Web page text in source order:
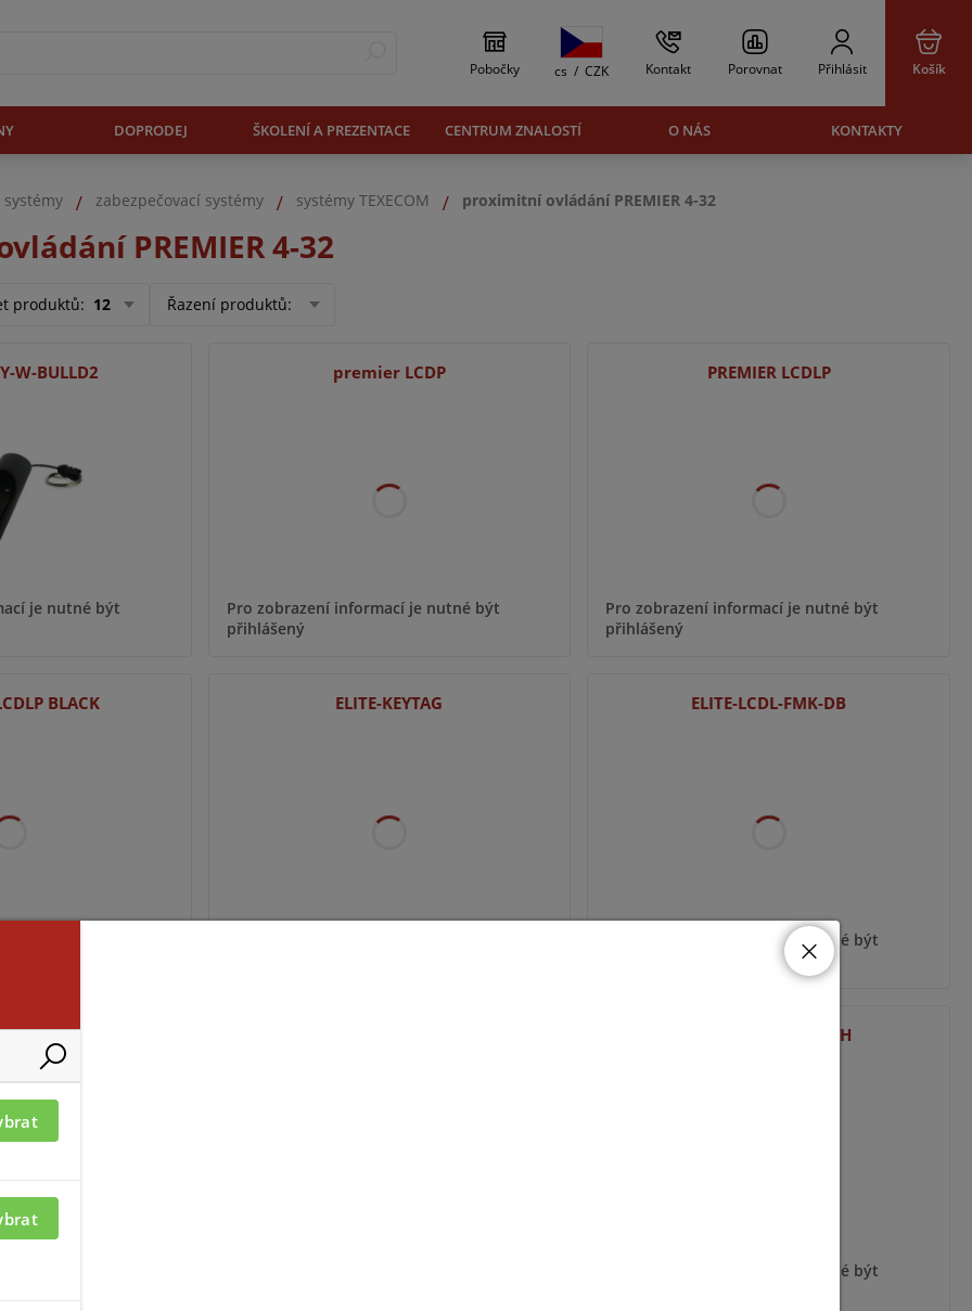
Pobočky cs / CZK Kontakt Porovnat Přihlásit Košík
DOPRODEJ ŠKOLENÍ A PREZENTACE CENTRUM ZNALOSTÍ O NÁS KONTAKTY
systémy zabezpečovací systémy systémy TEXECOM proximitní ovládání PREMIER 4-32
PREMIER 4-32
produktů: 12 Řazení produktů:
W-BULLD2
je nutné být
premier LCDP
Pro zobrazení informací je nutné být
přihlášený
PREMIER LCDLP
Pro zobrazení informací je nutné být
přihlášený
BLACK ELITE-KEYTAG ELITE-LCDL-FMK-DB
Pro zobrazení informací je nutné být
FMK-G ELITE-LCDL-FMK-PCH
Pro zobrazení informací je nutné být